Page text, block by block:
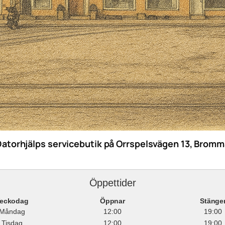
servicebutik på Orrspelsvägen 13,
Öppettider
Öppnar
12:00
19:00
Tisdag
12:00 19:00